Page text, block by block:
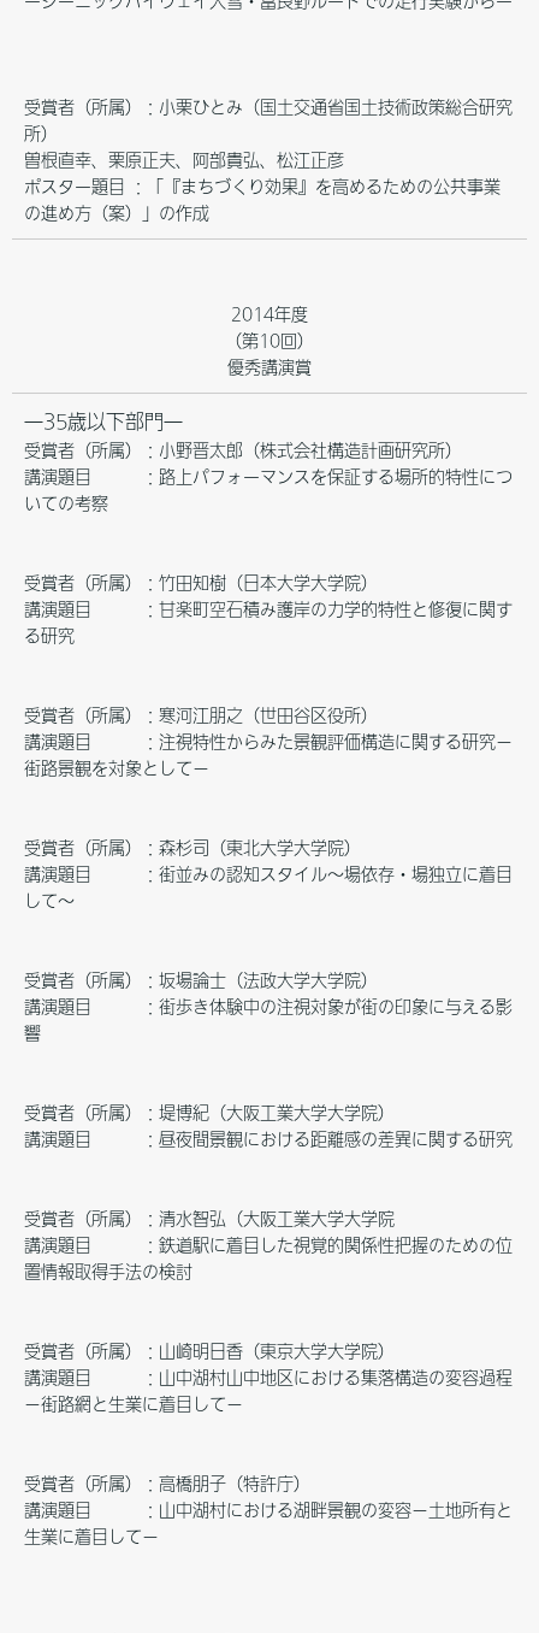
受賞者（所属）：小栗ひとみ（国土交通省国土技術政策総合研究
所）
曽根直幸、栗原正夫、阿部貴弘、松江正彦
ポスター題目 ：「『まちづくり効果』を高めるための公共事業
の進め方（案）」の作成
2014年度
（第10回）
優秀講演賞
―35歳以下部門―
受賞者（所属）：小野晋太郎（株式会社構造計画研究所）
講演題目 ：路上パフォーマンスを保証する場所的特性につ
いての考察
受賞者（所属）：竹田知樹（日本大学大学院）
講演題目 ：甘楽町空石積み護岸の力学的特性と修復に関す
る研究
受賞者（所属）：寒河江朋之（世田谷区役所）
講演題目 ：注視特性からみた景観評価構造に関する研究－
街路景観を対象として－
受賞者（所属）：森杉司（東北大学大学院）
講演題目 ：街並みの認知スタイル～場依存・場独立に着目
して～
受賞者（所属）：坂場論士（法政大学大学院）
講演題目 ：街歩き体験中の注視対象が街の印象に与える影
響
受賞者（所属）：堤博紀（大阪工業大学大学院）
講演題目 ：昼夜間景観における距離感の差異に関する研究
受賞者（所属）：清水智弘（大阪工業大学大学院
講演題目 ：鉄道駅に着目した視覚的関係性把握のための位
置情報取得手法の検討
受賞者（所属）：山崎明日香（東京大学大学院）
講演題目 ：山中湖村山中地区における集落構造の変容過程
－街路網と生業に着目して－
受賞者（所属）：高橋朋子（特許庁）
講演題目 ：山中湖村における湖畔景観の変容－土地所有と
生業に着目して－